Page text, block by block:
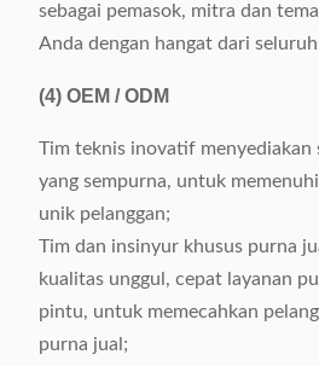
sebagai pemasok, mitra dan
Anda dengan hangat dari
(4) OEM / ODM
Tim teknis inovatif menyediakan
yang sempurna, untuk
unik pelanggan;
Tim dan insinyur khusus purna
kualitas unggul, cepat layanan
pintu, untuk memecahkan
purna jual;